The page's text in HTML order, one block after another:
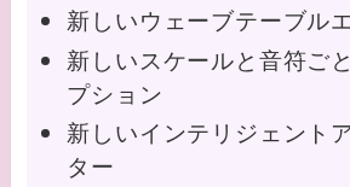
新しいウェーブテーブル
新しいスケールと音符ご
プション
新しいインテリジェント
ター